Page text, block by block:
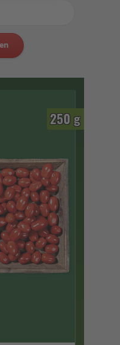
250 g